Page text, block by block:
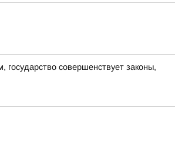
совершенствует законы,